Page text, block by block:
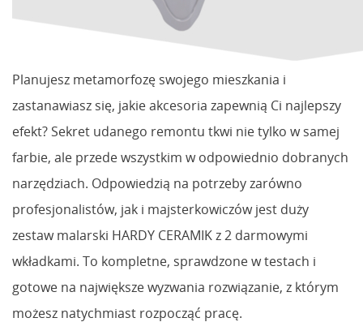
Planujesz metamorfozę swojego mieszkania i
zastanawiasz się, jakie akcesoria zapewnią Ci najlepszy
efekt? Sekret udanego remontu tkwi nie tylko w samej
farbie, ale przede wszystkim w odpowiednio dobranych
narzędziach. Odpowiedzią na potrzeby zarówno
profesjonalistów, jak i majsterkowiczów jest duży
zestaw malarski HARDY CERAMIK z 2 darmowymi
wkładkami. To kompletne, sprawdzone w testach i
gotowe na największe wyzwania rozwiązanie, z którym
możesz natychmiast rozpocząć pracę.